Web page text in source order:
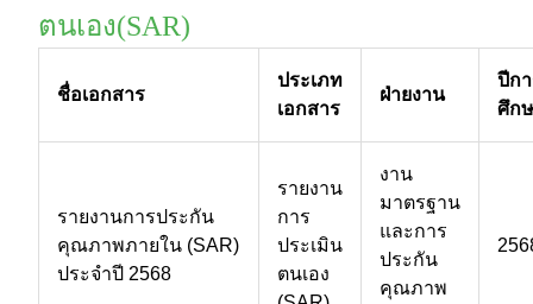
ตนเอง(SAR)
ชื่อเอกสาร
ประเภท
เอกสาร
ฝ่ายงาน
ปีก
ศึก
รายงานการประกัน
คุณภาพภายใน (SAR)
ประจำปี 2568
รายงาน
การ
ประเมิน
ตนเอง
งาน
มาตรฐาน
และการ
ประกัน
คุณภาพ